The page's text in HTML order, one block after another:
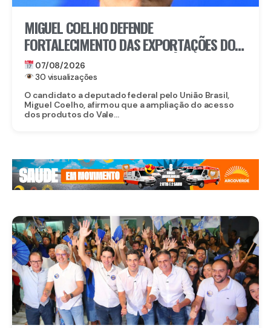
MIGUEL COELHO DEFENDE
FORTALECIMENTO DAS EXPORTAÇÕES DO
VALE DO SÃO FRANCISCO APÓS ABERTURA
DO MERCADO CHINÊS
07/08/2026
30 visualizações
O candidato a deputado federal pelo União Brasil,
Miguel Coelho, afirmou que a ampliação do acesso
dos produtos do Vale...